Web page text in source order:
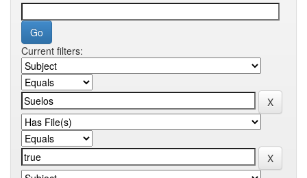
Current filters: